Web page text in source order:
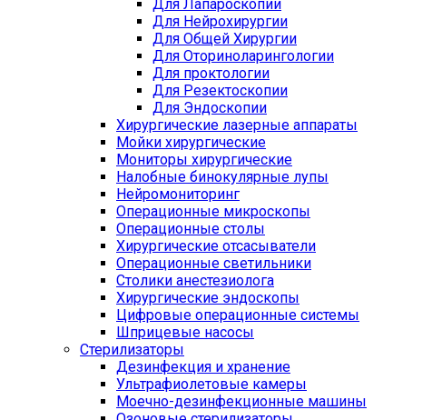
Для Лапароскопии
Для Нейрохирургии
Для Общей Хирургии
Для Оториноларингологии
Для проктологии
Для Резектоскопии
Для Эндоскопии
Хирургические лазерные аппараты
Мойки хирургические
Мониторы хирургические
Налобные бинокулярные лупы
Нейромониторинг
Операционные микроскопы
Операционные столы
Хирургические отсасыватели
Операционные светильники
Столики анестезиолога
Хирургические эндоскопы
Цифровые операционные системы
Шприцевые насосы
Стерилизаторы
Дезинфекция и хранение
Ультрафиолетовые камеры
Моечно-дезинфекционные машины